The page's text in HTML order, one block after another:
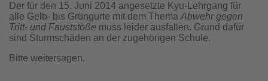
Der für den 15. Juni 2014 angesetzte Kyu-Lehrgang für
alle Gelb- bis Grüngurte mit dem ThemaAbwehr gegen
Tritt- und Fauststöße muss leider ausfallen. Grund dafür
sind Sturmschäden an der zugehörigen Schule.
Bitte weitersagen.